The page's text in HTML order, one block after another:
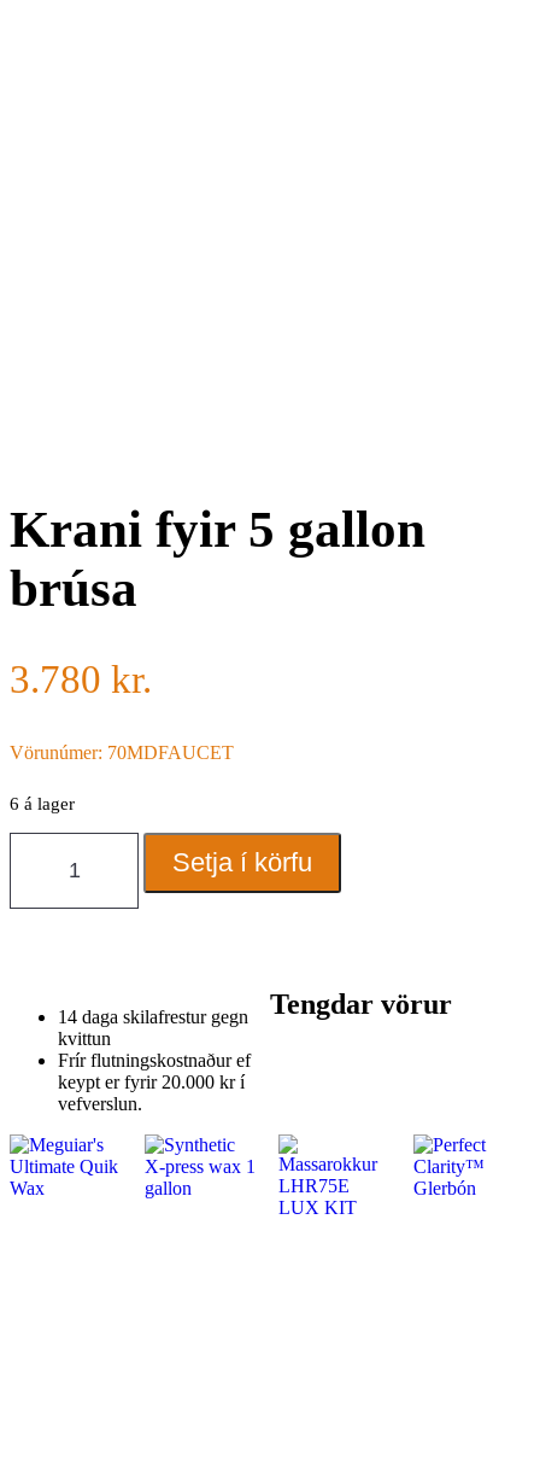
Krani fyir 5 gallon
brúsa
3.780 kr.
Vörunúmer: 70MDFAUCET
6 á lager
gallon
Setja í körfu
14 daga skilafrestur gegn
kvittun
Frír flutningskostnaður ef
keypt er fyrir 20.000 kr í
vefverslun.
Tengdar vörur